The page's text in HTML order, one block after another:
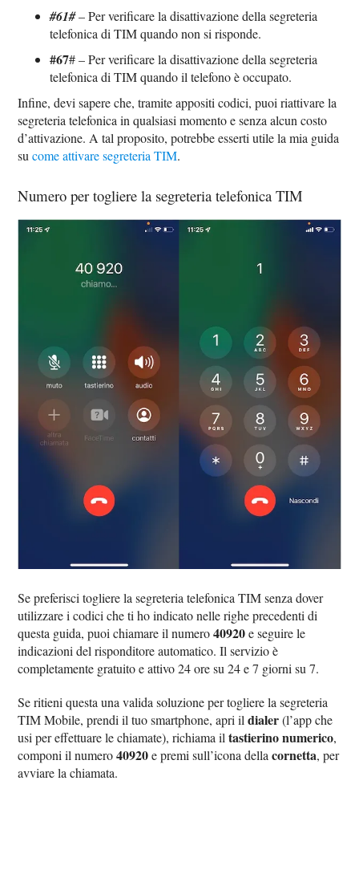
#61#– Per verificare la disattivazione della segreteria
telefonica di TIM quando non si risponde.
#67# – Per verificare la disattivazione della segreteria
telefonica di TIM quando il telefono è occupato.
Infine, devi sapere che, tramite appositi codici, puoi riattivare la
segreteria telefonica in qualsiasi momento e senza alcun costo
d’attivazione. A tal proposito, potrebbe esserti utile la mia guida
sucome attivare segreteria TIM.
Numero per togliere la segreteria telefonica TIM
Se preferisci togliere la segreteria telefonica TIM senza dover
utilizzare i codici che ti ho indicato nelle righe precedenti di
questa guida, puoi chiamare il numero40920e seguire le
indicazioni del risponditore automatico. Il servizio è
completamente gratuito e attivo 24 ore su 24 e 7 giorni su 7.
Se ritieni questa una valida soluzione per togliere la segreteria
TIM Mobile, prendi il tuo smartphone, apri ildialer(l’app che
usi per effettuare le chiamate), richiama iltastierino numerico,
componi il numero40920e premi sull’icona dellacornetta, per
avviare la chiamata.